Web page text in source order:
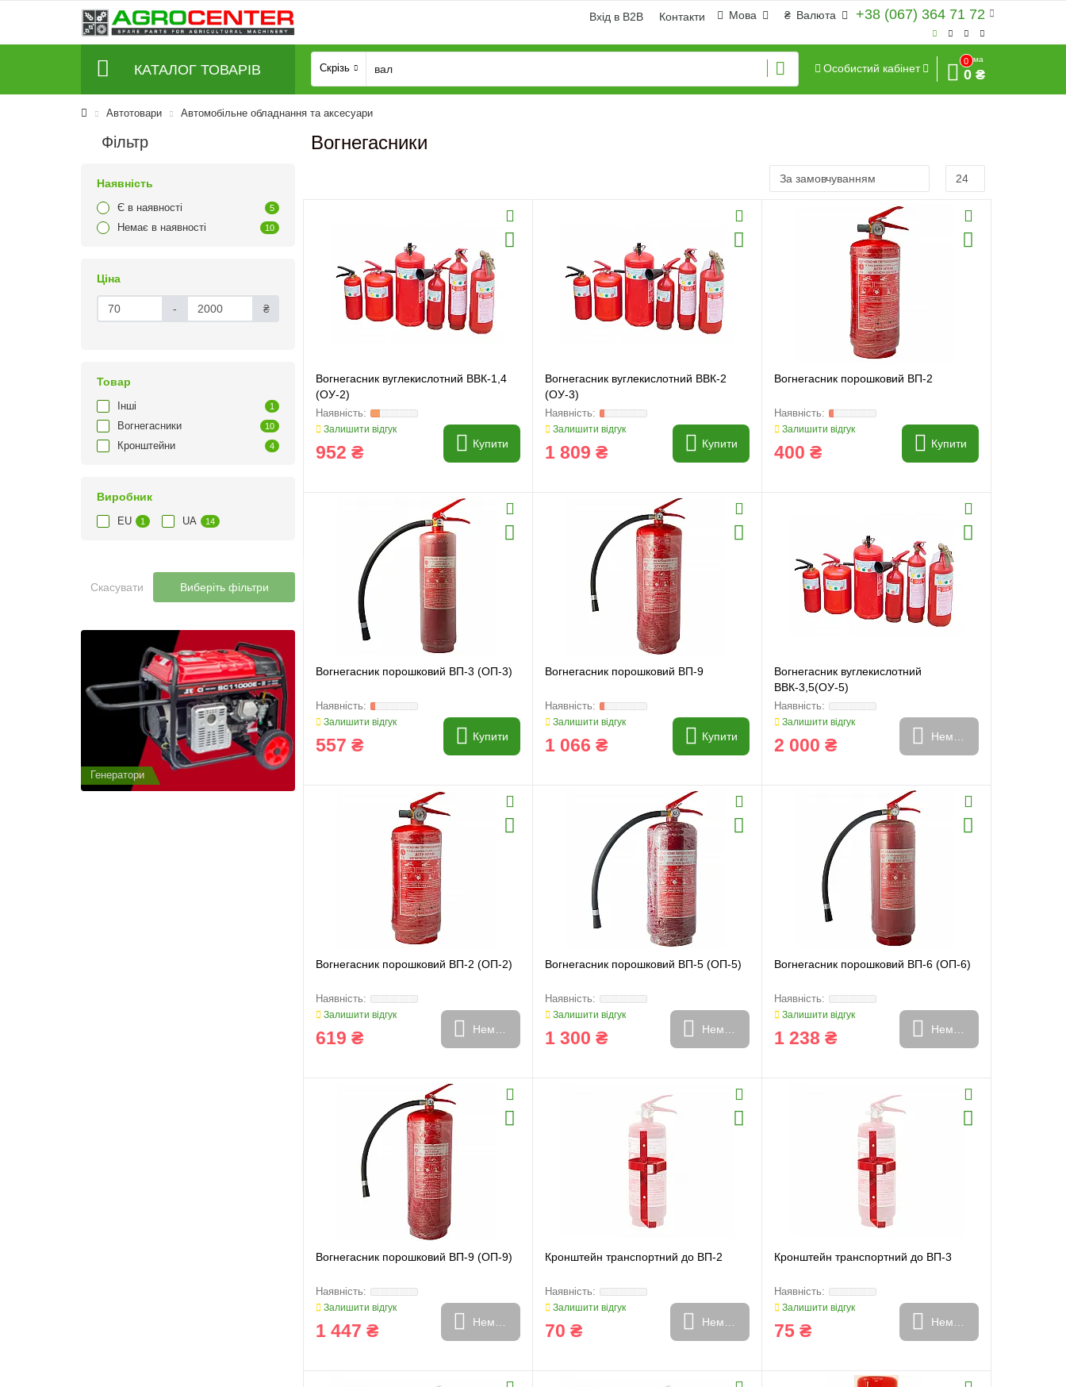
+38 (067) 364 71 72
₴ Валюта
Мова
Вхід в B2B Контакти
КАТАЛОГ ТОВАРІВ Скрізь Особистий кабінет
0
Сума
0 ₴
Автотовари Автомобільне обладнання та аксесуари
Фільтр
Наявність
Є в наявності 5
Немає в наявності 10
Ціна
- ₴
Товар
Інші 1
Вогнегасники 10
Кронштейни 4
Виробник
EU 1 UA 14
Скасувати Виберіть фільтри
Генератори
Вогнегасники
Вогнегасник вуглекислотний ВВК-1,4
(ОУ-2)
Залишити відгук
952 ₴ Купити
Вогнегасник вуглекислотний ВВК-2
(ОУ-3)
Залишити відгук
1 809 ₴ Купити
Вогнегасник порошковий ВП-2
Залишити відгук
400 ₴ Купити
Вогнегасник порошковий ВП-3 (ОП-3)
Залишити відгук
557 ₴ Купити
Вогнегасник порошковий ВП-9
Залишити відгук
1 066 ₴ Купити
Вогнегасник вуглекислотний
ВВК-3,5(ОУ-5)
Залишити відгук
2 000 ₴ Немає в наявності
Вогнегасник порошковий ВП-2 (ОП-2)
Залишити відгук
619 ₴ Немає в наявності
Вогнегасник порошковий ВП-5 (ОП-5)
Залишити відгук
1 300 ₴ Немає в наявності
Вогнегасник порошковий ВП-6 (ОП-6)
Залишити відгук
1 238 ₴ Немає в наявності
Вогнегасник порошковий ВП-9 (ОП-9)
Залишити відгук
1 447 ₴ Немає в наявності
Кронштейн транспортний до ВП-2
Залишити відгук
70 ₴ Немає в наявності
Кронштейн транспортний до ВП-3
Залишити відгук
75 ₴ Немає в наявності